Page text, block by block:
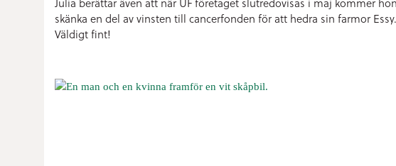
skänka en del av vinsten till cancerfonden för att hedra sin farmor Essy.
Väldigt fint!